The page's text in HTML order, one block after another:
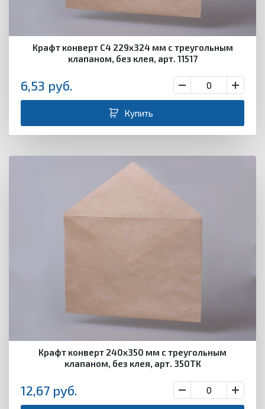
Крафт конверт С4 229х324 мм с треугольным
клапаном, без клея, арт. 11517
6,53 руб.
Купить
Крафт конверт 240х350 мм с треугольным
клапаном, без клея, арт. 350ТК
12,67 руб.